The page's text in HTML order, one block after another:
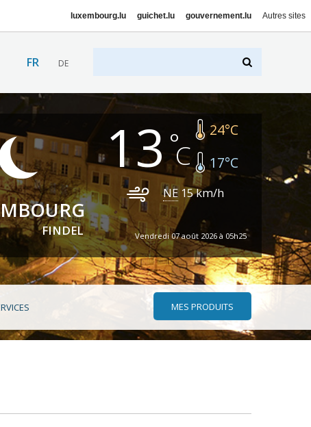
luxembourg.lu guichet.lu gouvernement.lu Autres sites
FR DE
FINDEL
13 24°C
17°C
NE 15km/h
Vendredi 07 août 2026 à 05h25
MES PRODUITS